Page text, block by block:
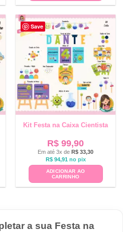
Save
Kit Festa na Caixa Cientista
R$ 99,90
Em até 3x de R$ 33,30
R$94,91 no pix
ADICIONAR AO
CARRINHO
a sua Festa na